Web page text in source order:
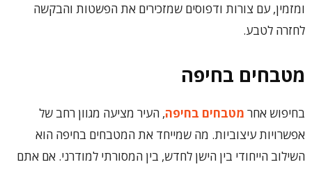
ומזמין, עם צורות ודפוסים שמזכירים את הפשטות והבקשה
לחזרה לטבע.
מטבחים בחיפה
בחיפוש אחר מטבחים בחיפה, העיר מציעה מגוון רחב של
אפשרויות עיצוביות. מה שמייחד את המטבחים בחיפה הוא
השילוב הייחודי בין הישן לחדש, בין המסורתי למודרני. אם אתם